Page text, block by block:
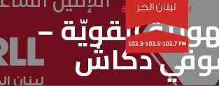
الجمهورية القويةالقويّة –
دكاش